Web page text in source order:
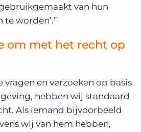
van hun
te worden’.”
om met het recht op
vragen en verzoeken op basis
hebben wij standaard
Als iemand bijvoorbeeld
wij van hem hebben,